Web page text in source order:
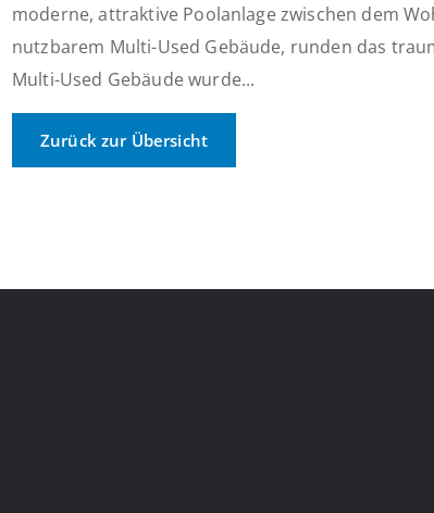
moderne, attraktive Poolanlage zwischen dem
nutzbarem Multi-Used Gebäude, runden das
Multi-Used Gebäude wurde...
Zurück zur Übersicht